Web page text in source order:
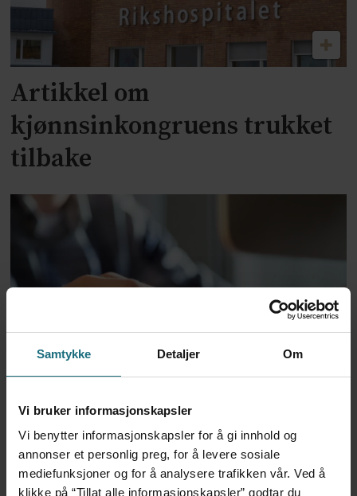
Samtykke Detaljer Om
Vi bruker informasjonskapsler
Vi benytter informasjonskapsler for å gi innhold og
annonser et personlig preg, for å levere sosiale
mediefunksjoner og for å analysere trafikken vår. Ved å
klikke på “Tillat alle informasjonskapsler” godtar du
Artikkel om
kjønnsinkongruens trukket
tilbake
Dansk politi vil fengsle lege
for utskrivning av store
mengder Ozempic